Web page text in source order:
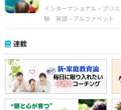
インターナショナル・プリ
験
英語・アルファベット
連載